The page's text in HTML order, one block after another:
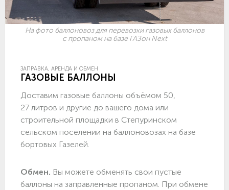
На фото баллоновоз для перевозки газовых баллонов
с пропаном на базе ГАЗон Next
ЗАПРАВКА, АРЕНДА И ОБМЕН
ГАЗОВЫЕ БАЛЛОНЫ
Доставим газовые баллоны объёмом 50,
27 литров и другие до вашего дома или
строительной площадки в Степуринском
сельском поселении на баллоновозах на базе
бортовых Газелей.
Обмен. Вы можете обменять свои пустые
баллоны на заправленные пропаном. При обмене